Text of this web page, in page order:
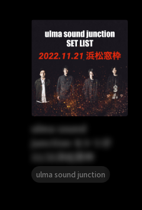
ulma sound
junction セトリ＠
11/21浜松窓枠
ulma sound junction